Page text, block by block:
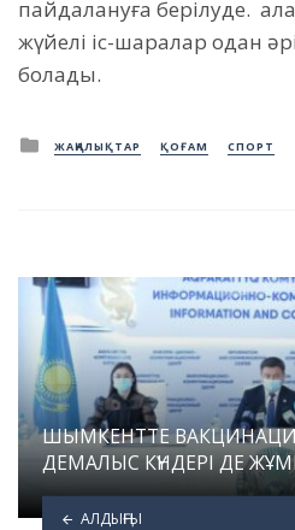
пайдалануға берілуде.
жүйелі іс-шаралар одан
болады.
Posted
in
ЖАҢАЛЫҚТАР ҚОҒАМ СПОРТ
ШЫМКЕНТТЕ
ДЕМАЛЫС КҮНДЕРІ ДЕ
АЛДЫҢҒЫ